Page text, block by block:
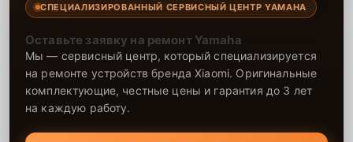
СПЕЦИАЛИЗИРОВАННЫЙ СЕРВИСНЫЙ ЦЕНТР YAMAHA
Оставьте заявку на ремонт Yamaha
Мы — сервисный центр, который специализируется
на ремонте устройств бренда Xiaomi. Оригинальные
комплектующие, честные цены и гарантия до 3 лет
на каждую работу.